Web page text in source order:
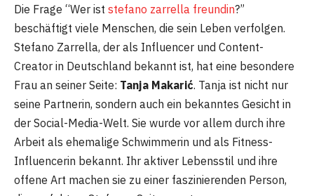
Die Frage “Wer ist stefano zarrella freundin?”
beschäftigt viele Menschen, die sein Leben verfolgen.
Stefano Zarrella, der als Influencer und Content-
Creator in Deutschland bekannt ist, hat eine besondere
Frau an seiner Seite: Tanja Makarić. Tanja ist nicht nur
seine Partnerin, sondern auch ein bekanntes Gesicht in
der Social-Media-Welt. Sie wurde vor allem durch ihre
Arbeit als ehemalige Schwimmerin und als Fitness-
Influencerin bekannt. Ihr aktiver Lebensstil und ihre
offene Art machen sie zu einer faszinierenden Person,